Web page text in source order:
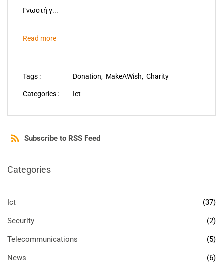
Γνωστή γ...
Read more
Tags : Donation, MakeAWish, Charity
Categories : Ict
Subscribe to RSS Feed
Categories
Ict (37)
Security (2)
Telecommunications (5)
News (6)